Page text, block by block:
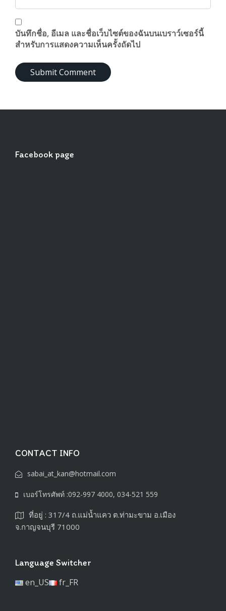
บันทึกชื่อ, อีเมล และชื่อเว็บไซต์ของฉันบนเบราว์เซอร์นี้
สำหรับการแสดงความเห็นครั้งถัดไป
Facebook page
CONTACT INFO
sabai_at_kan@hotmail.com
เบอร์โทรศัพท์ :092-997 4000, 034-521 559
ที่อยู่ : 317/4 ถ.แม่น้ำแคว ต.ท่ามะขาม อ.เมือง
จ.กาญจนบุรี 71000
Language Switcher
en_US
fr_FR